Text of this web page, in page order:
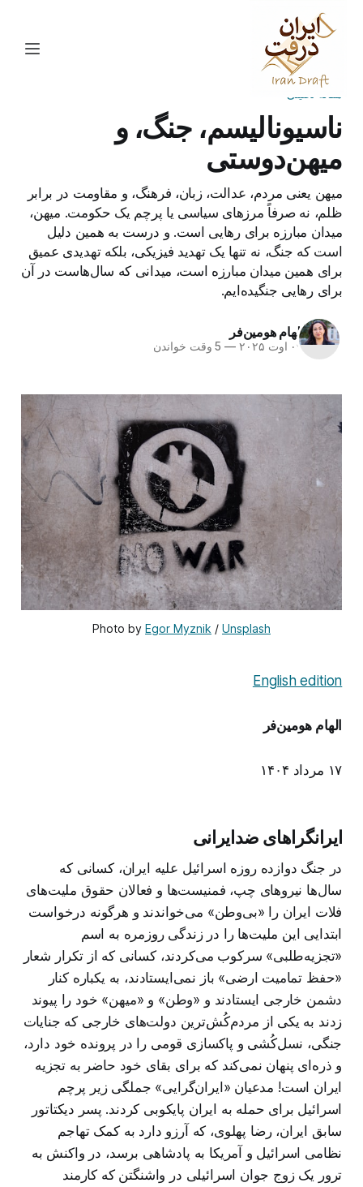
ناسیونالیسم، جنگ، و
میهن‌دوستی
میهن یعنی مردم، عدالت، زبان، فرهنگ، و مقاومت در برابر
ظلم، نه صرفاً مرزهای سیاسی یا پرچم یک حکومت. میهن،
میدان مبارزه برای رهایی است. و درست به همین دلیل
است که جنگ، نه تنها یک تهدید فیزیکی، بلکه تهدیدی عمیق
برای همین میدان مبارزه است، میدانی که سال‌هاست در آن
برای رهایی جنگیده‌ایم.
الهام هومین‌فر
۰۹ اوت ۲۰۲۵ —5 وقت خواندن
Photo by Egor Myznik / Unsplash
English edition
الهام هومین‌فر
۱۷ مرداد ۱۴۰۴
ایرانگراهای ضدایرانی
در جنگ دوازده روزه اسرائیل علیه ایران، کسانی که
سال‌ها نیروهای چپ، فمنیست‌ها و فعالان حقوق ملیت‌های
فلات ایران را «بی‌وطن» می‌خواندند و هرگونه درخواست
ابتدایی این ملیت‌ها را در زندگی روزمره به اسم
«تجزیه‌طلبی» سرکوب می‌کردند، کسانی که از تکرار شعار
«حفظ تمامیت ارضی» باز نمی‌ایستادند، به یکباره کنار
دشمن خارجی ایستادند و «وطن» و «میهن» خود را پیوند
زدند به یکی از مردم‌کُش‌ترین دولت‌های خارجی که جنایات
جنگی، نسل‌کُشی و پاکسازی قومی را در پرونده خود دارد،
و ذره‌ای پنهان نمی‌کند که برای بقای خود حاضر به تجزیه
ایران است! مدعیان «ایران‌گرایی» جملگی زیر پرچم
اسرائیل برای حمله به ایران پایکوبی کردند. پسر دیکتاتور
سابق ایران، رضا پهلوی، که آرزو دارد به کمک تهاجم
نظامی اسرائیل و آمریکا به پادشاهی برسد، در واکنش به
ترور یک زوج جوان اسرائیلی در واشنگتن که کارمند